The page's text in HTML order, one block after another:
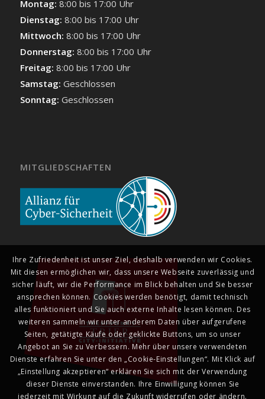
Montag: 8:00 bis 17:00 Uhr
Dienstag: 8:00 bis 17:00 Uhr
Mittwoch: 8:00 bis 17:00 Uhr
Donnerstag: 8:00 bis 17:00 Uhr
Freitag: 8:00 bis 17:00 Uhr
Samstag: Geschlossen
Sonntag: Geschlossen
MITGLIEDSCHAFTEN
Ihre Zufriedenheit ist unser Ziel, deshalb verwenden wir Cookies.
Mit diesen ermöglichen wir, dass unsere Webseite zuverlässig und
sicher läuft, wir die Performance im Blick behalten und Sie besser
ansprechen können. Cookies werden benötigt, damit technisch
alles funktioniert und Sie auch externe Inhalte lesen können. Des
weiteren sammeln wir unter anderem Daten über aufgerufene
Seiten, getätigte Käufe oder geklickte Buttons, um so unser
Angebot an Sie zu Verbessern. Mehr über unsere verwendeten
Dienste erfahren Sie unter den „Cookie-Einstellungen“. Mit Klick auf
„Einstellung akzeptieren“ erklären Sie sich mit der Verwendung
dieser Dienste einverstanden. Ihre Einwilligung können Sie
jederzeit mit Wirkung auf die Zukunft widerrufen oder ändern.